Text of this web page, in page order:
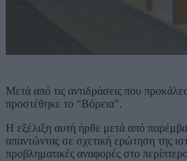
Μετά από τις αντιδράσεις που
προστέθηκε το “Βόρεια”.
Η εξέλιξη αυτή ήρθε μετά από
απαντώντας σε σχετική ερώτηση της
προβληματικές αναφορές στο